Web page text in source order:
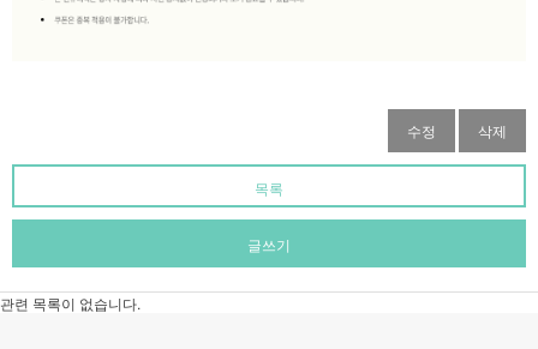
수정 삭제
목록
글쓰기
관련 목록이 없습니다.